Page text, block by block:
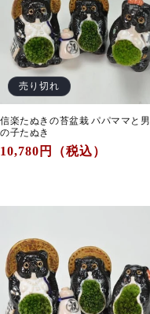
売り切れ
信楽たぬきの苔盆栽 パパママと男
の子たぬき
通
格
10,780 円（税込）